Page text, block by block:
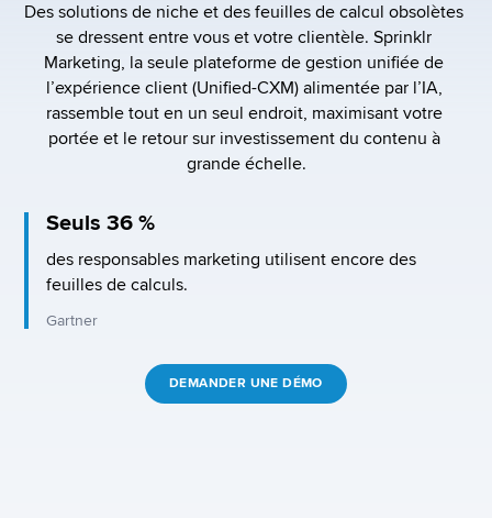
Des solutions de niche et des feuilles de calcul obsolètes
se dressent entre vous et votre clientèle. Sprinklr
Marketing, la seule plateforme de gestion unifiée de
l’expérience client (Unified-CXM) alimentée par l’IA,
rassemble tout en un seul endroit, maximisant votre
portée et le retour sur investissement du contenu à
grande échelle.
Seuls 36 %
des responsables marketing utilisent encore des
feuilles de calculs.
Gartner
DEMANDER UNE DÉMO